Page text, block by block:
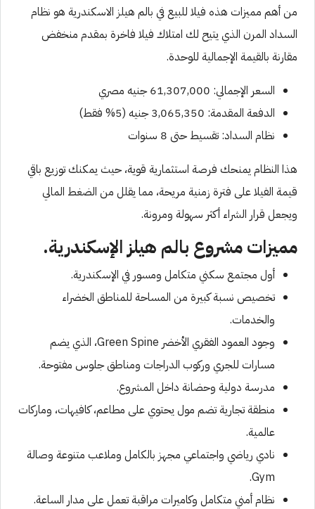
من أهم مميزات هذه فيلا للبيع في بالم هيلز الاسكندرية هو نظام
السداد المرن الذي يتيح لك امتلاك فيلا فاخرة بمقدم منخفض
مقارنة بالقيمة الإجمالية للوحدة.
السعر الإجمالي: 61,307,000 جنيه مصري
الدفعة المقدمة: 3,065,350 جنيه (5% فقط)
نظام السداد: تقسيط حتى 8 سنوات
هذا النظام يمنحك فرصة استثمارية قوية، حيث يمكنك توزيع باقي
قيمة الفيلا على فترة زمنية مريحة، مما يقلل من الضغط المالي
ويجعل قرار الشراء أكثر سهولة ومرونة.
مميزات مشروع بالم هيلز الإسكندرية.
أول مجتمع سكني متكامل ومسور في الإسكندرية.
تخصيص نسبة كبيرة من المساحة للمناطق الخضراء
والخدمات.
وجود العمود الفقري الأخضر Green Spine، الذي يضم
مسارات للجري وركوب الدراجات ومناطق جلوس مفتوحة.
مدرسة دولية وحضانة داخل المشروع.
منطقة تجارية تضم مول يحتوي على مطاعم، كافيهات، وماركات
عالمية.
نادي رياضي واجتماعي مجهز بالكامل وملاعب متنوعة وصالة
Gym.
نظام أمني متكامل وكاميرات مراقبة تعمل على مدار الساعة.